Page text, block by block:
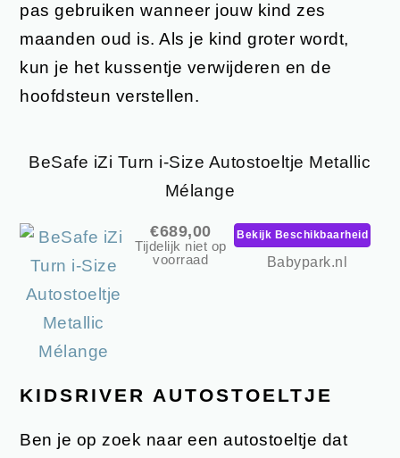
pas gebruiken wanneer jouw kind zes
maanden oud is. Als je kind groter wordt,
kun je het kussentje verwijderen en de
hoofdsteun verstellen.
BeSafe iZi Turn i-Size Autostoeltje Metallic
Mélange
€689,00
Tijdelijk niet op
voorraad
Bekijk Beschikbaarheid
Babypark.nl
KIDSRIVER AUTOSTOELTJE
Ben je op zoek naar een autostoeltje dat